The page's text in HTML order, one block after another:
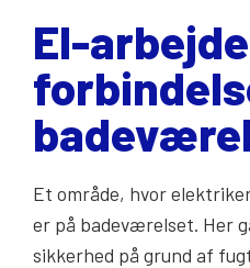
El-
Et område, hvor
er på badeværelset. Her
sikkerhed på grund af